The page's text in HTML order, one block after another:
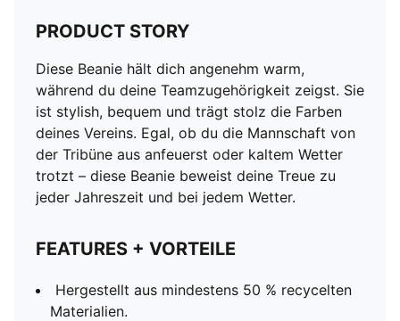
PRODUCT STORY
Diese Beanie hält dich angenehm warm,
während du deine Teamzugehörigkeit zeigst. Sie
ist stylish, bequem und trägt stolz die Farben
deines Vereins. Egal, ob du die Mannschaft von
der Tribüne aus anfeuerst oder kaltem Wetter
trotzt – diese Beanie beweist deine Treue zu
jeder Jahreszeit und bei jedem Wetter.
FEATURES + VORTEILE
Hergestellt aus mindestens 50 % recycelten
Materialien.